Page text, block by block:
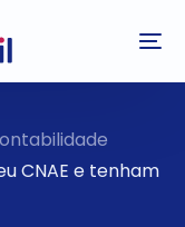
CNAE e tenham